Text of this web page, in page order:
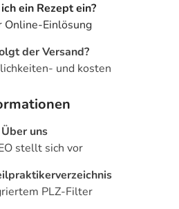
ein Rezept ein?
Online-Einlösung
der Versand?
und kosten
Über uns
stellt sich vor
PLZ-Filter